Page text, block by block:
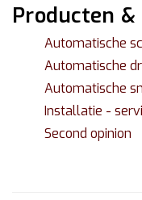
Producten
Automatische
Automatische
Automatische
Installatie -
Second opinion